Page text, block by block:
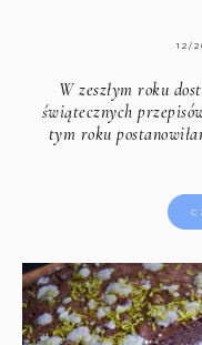
12/
W zeszłym roku
świątecznych
tym roku